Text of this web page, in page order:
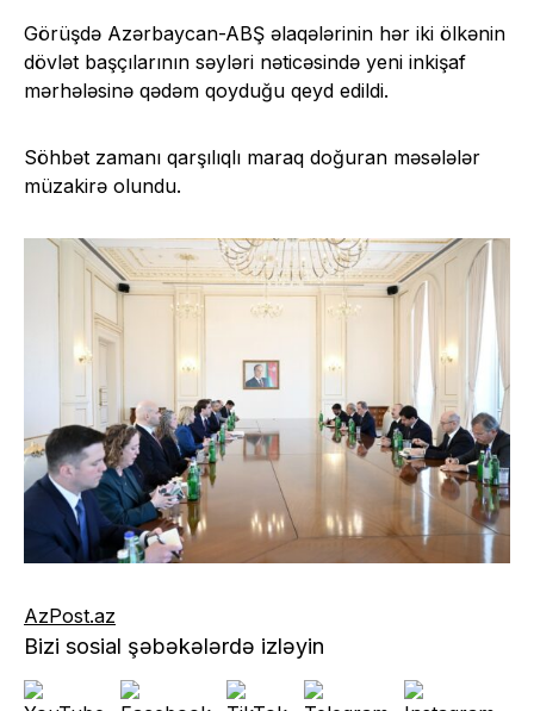
Görüşdə Azərbaycan-ABŞ əlaqələrinin hər iki ölkənin
dövlət başçılarının səyləri nəticəsində yeni inkişaf
mərhələsinə qədəm qoyduğu qeyd edildi.
Söhbət zamanı qarşılıqlı maraq doğuran məsələlər
müzakirə olundu.
AzPost.az
Bizi sosial şəbəkələrdə izləyin